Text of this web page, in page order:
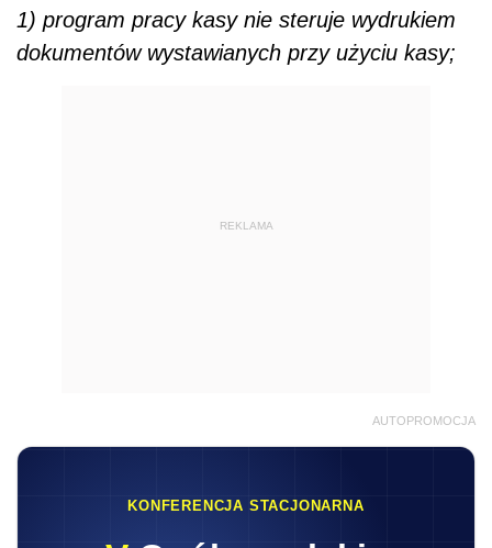
1) program pracy kasy nie steruje wydrukiem
dokumentów wystawianych przy użyciu kasy;
REKLAMA
AUTOPROMOCJA
KONFERENCJA STACJONARNA